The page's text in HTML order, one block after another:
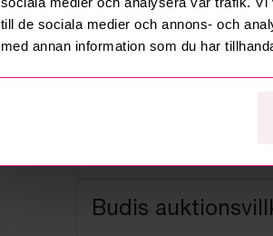
till de sociala medier och annons- och
med annan information som du har
Budis